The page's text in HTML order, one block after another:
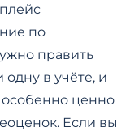
по
править
в учёте, и
особенно ценно
Если вы